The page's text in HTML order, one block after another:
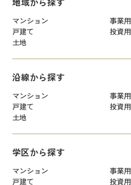
マンション
事業用
戸建て
投資用
土地
沿線から探す
マンション
事業用
戸建て
投資用
土地
学区から探す
マンション
事業用
戸建て
投資用